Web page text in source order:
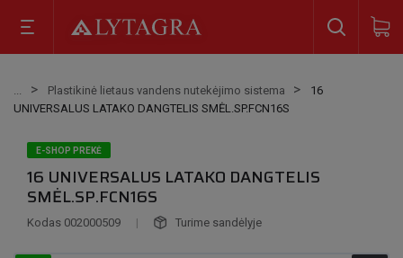
Plastikinė lietaus vandens nutekėjimo sistema
16
UNIVERSALUS LATAKO DANGTELIS SMĖL.SP.FCN16S
E-SHOP PREKĖ
16 UNIVERSALUS LATAKO DANGTELIS
SMĖL.SP.FCN16S
Kodas 002000509 | Turime sandėlyje